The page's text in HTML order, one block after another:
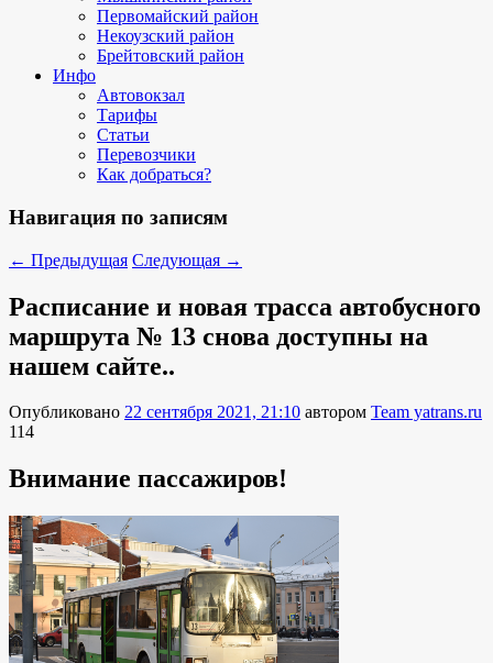
Первомайский район
Некоузский район
Брейтовский район
Инфо
Автовокзал
Тарифы
Статьи
Перевозчики
Как добраться?
Навигация по записям
← Предыдущая Следующая →
Расписание и новая трасса автобусного
маршрута № 13 снова доступны на
нашем сайте..
Опубликовано 22 сентября 2021, 21:10 автором Team yatrans.ru
114
Внимание пассажиров!